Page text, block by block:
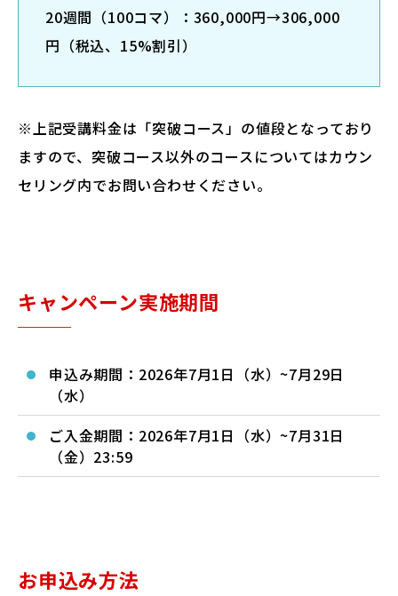
20週間（100コマ）：360,000円→306,000
円（税込、15%割引）
※上記受講料金は「突破コース」の値段となっており
ますので、突破コース以外のコースについてはカウン
セリング内でお問い合わせください。
キャンペーン実施期間
申込み期間：2026年7月1日（水）~7月29日
（水）
ご入金期間：2026年7月1日（水）~7月31日
（金）23:59
お申込み方法